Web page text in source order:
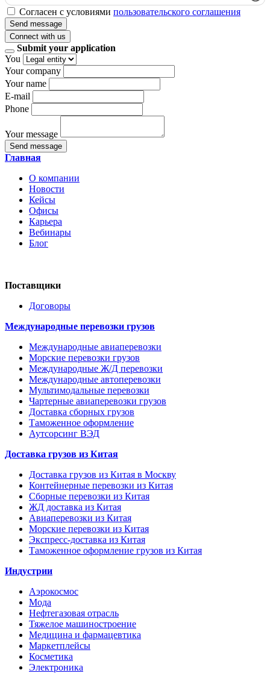
Согласен с условиями пользовательского соглашения
Send message
Connect with us
Submit your application
You
Your company
Your name
E-mail
Phone
Your message
Send message
Главная
О компании
Новости
Кейсы
Офисы
Карьера
Вебинары
Блог
Поставщики
Договоры
Международные перевозки грузов
Международные авиаперевозки
Морские перевозки грузов
Международные Ж/Д перевозки
Международные автоперевозки
Мультимодальные перевозки
Чартерные авиаперевозки грузов
Доставка сборных грузов
Таможенное оформление
Аутсорсинг ВЭД
Доставка грузов из Китая
Доставка грузов из Китая в Москву
Контейнерные перевозки из Китая
Сборные перевозки из Китая
ЖД доставка из Китая
Авиаперевозки из Китая
Морские перевозки из Китая
Экспресс-доставка из Китая
Таможенное оформление грузов из Китая
Индустрии
Аэрокосмос
Мода
Нефтегазовая отрасль
Тяжелое машиностроение
Медицина и фармацевтика
Маркетплейсы
Косметика
Электроника